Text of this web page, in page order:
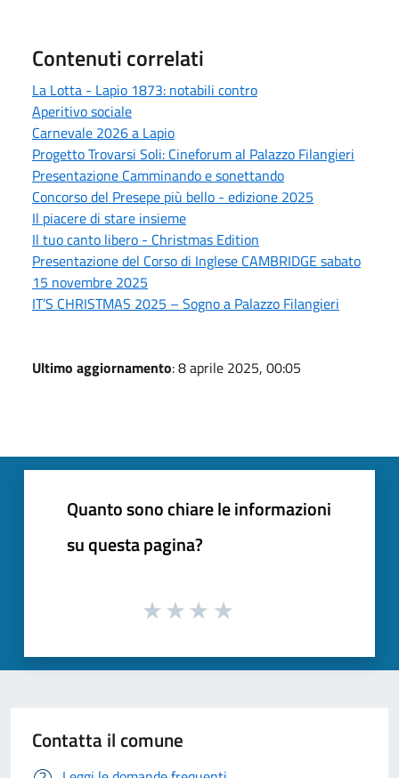
Contenuti correlati
La Lotta - Lapio 1873: notabili contro
Aperitivo sociale
Carnevale 2026 a Lapio
Progetto Trovarsi Soli: Cineforum al Palazzo Filangieri
Presentazione Camminando e sonettando
Concorso del Presepe più bello - edizione 2025
Il piacere di stare insieme
Il tuo canto libero - Christmas Edition
Presentazione del Corso di Inglese CAMBRIDGE sabato
15 novembre 2025
IT’S CHRISTMAS 2025 – Sogno a Palazzo Filangieri
Ultimo aggiornamento: 8 aprile 2025, 00:05
Quanto sono chiare le informazioni
su questa pagina?
Contatta il comune